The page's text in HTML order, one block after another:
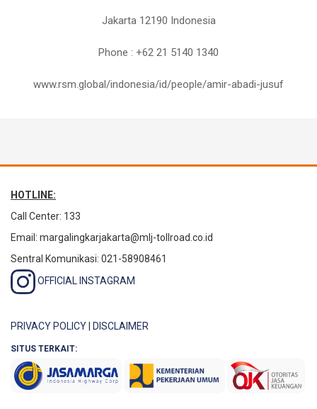
Jakarta 12190 Indonesia
Phone : +62 21 5140 1340
www.rsm.global/indonesia/id/people/amir-abadi-jusuf
HOTLINE:
Call Center: 133
Email: margalingkarjakarta@mlj-tollroad.co.id
Sentral Komunikasi: 021-58908461
OFFICIAL INSTAGRAM
PRIVACY POLICY DISCLAIMER
SITUS TERKAIT: